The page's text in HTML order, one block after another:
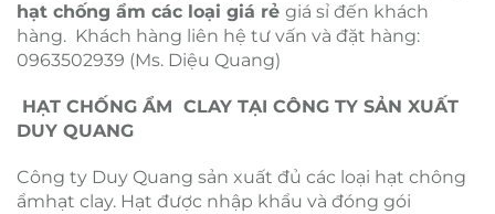
hạt chống ẩm các loại giá rẻ giá sỉ đến khách
hàng. Khách hàng liên hệ tư vấn và đặt hàng:
0963502939 (Ms. Diệu Quang)
HẠT CHỐNG ẨM CLAY TẠI CÔNG TY SẢN XUẤT
DUY QUANG
Công ty Duy Quang sản xuất đủ các loại hạt chông
ẩmhạt clay. Hạt được nhập khẩu và đóng gói